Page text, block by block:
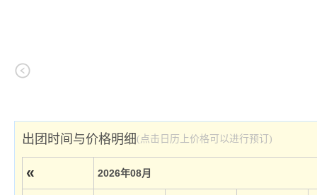
出团时间与价格明细(点击日历上价格可以进行预订)
« 2026年08月